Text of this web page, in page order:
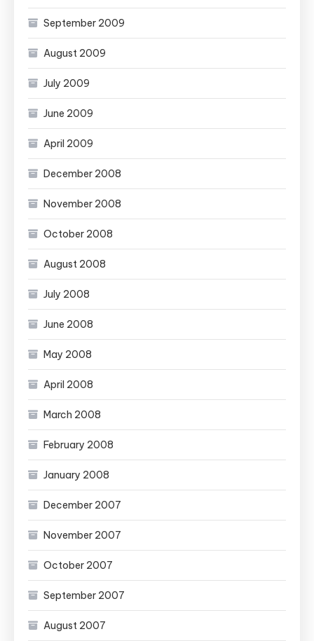
September 2009
August 2009
July 2009
June 2009
April 2009
December 2008
November 2008
October 2008
August 2008
July 2008
June 2008
May 2008
April 2008
March 2008
February 2008
January 2008
December 2007
November 2007
October 2007
September 2007
August 2007